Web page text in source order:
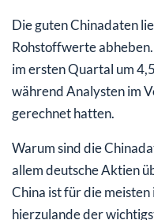
Die guten Chinadaten
Rohstoffwerte
im ersten Quartal um
während Analysten im
gerechnet hatten.
Warum sind die
allem deutsche Aktien
China ist für die
hierzulande der